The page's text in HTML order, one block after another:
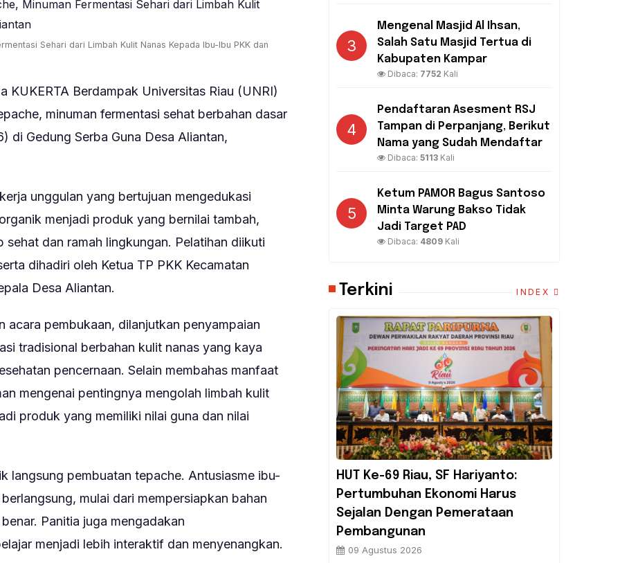
Sehari dari Limbah Kulit Nanas Kepada Ibu-Ibu PKK dan
Berdampak Universitas Riau (UNRI)
minuman fermentasi sehat berbahan dasar
di Gedung Serba Guna Desa Aliantan,
unggulan yang bertujuan mengedukasi
menjadi produk yang bernilai tambah,
dan ramah lingkungan. Pelatihan diikuti
dihadiri oleh Ketua TP PKK Kecamatan
Desa Aliantan.
acara pembukaan, dilanjutkan penyampaian
tradisional berbahan kulit nanas yang kaya
pencernaan. Selain membahas manfaat
mengenai pentingnya mengolah limbah kulit
produk yang memiliki nilai guna dan nilai
langsung pembuatan tepache. Antusiasme ibu-
mulai dari mempersiapkan bahan
Panitia juga mengadakan
menjadi lebih interaktif dan menyenangkan.
3
Mengenal Masjid Al Ihsan,
Salah Satu Masjid Tertua di
Kabupaten Kampar
Dibaca: 7752 Kali
4
Pendaftaran Asesment RSJ
Tampan di Perpanjang, Berikut
Nama yang Sudah Mendaftar
Dibaca: 5113 Kali
5
Ketum PAMOR Bagus Santoso
Minta Warung Bakso Tidak
Jadi Target PAD
Dibaca: 4809 Kali
Terkini INDEX
HUT Ke-69 Riau, SF Hariyanto:
Pertumbuhan Ekonomi Harus
Sejalan Dengan Pemerataan
Pembangunan
09 Agustus 2026